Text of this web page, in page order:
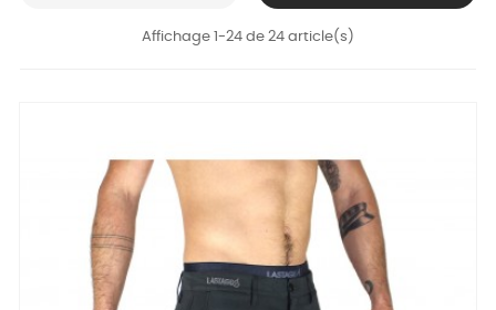
Affichage 1-24 de 24 article(s)